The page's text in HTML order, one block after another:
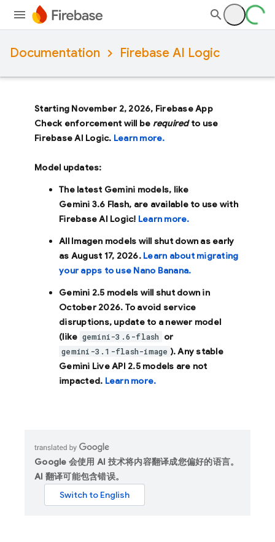
Documentation Firebase AI Logic
Starting November 2, 2026, Firebase App
Check enforcement will be requiredto use
Firebase AI Logic. Learn more.
Model updates:
The latest Gemini models, like
Gemini 3.6 Flash, are available to use with
Firebase AI Logic! Learn more.
All Imagen models will shut down as early
as August 17, 2026. Learn about migrating
your apps to use Nano Banana.
Gemini 2.5 models will shut down in
October 2026. To avoid service
disruptions, update to a newer model
(like gemini-3.6-flash or
gemini-3.1-flash-image ). Any stable
Gemini Live API 2.5 models are not
impacted. Learn more.
Google 会使用 AI 技术将内容翻译成您偏好的语言。
AI 翻译可能包含错误。